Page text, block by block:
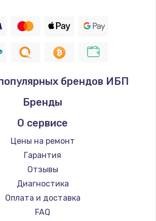
брендов ИБП
Бренды
О сервисе
Цены на ремонт
Гарантия
Отзывы
Диагностика
Оплата и доставка
FAQ